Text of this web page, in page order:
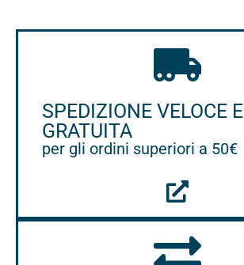
SPEDIZIONE VELOCE E
GRATUITA
per gli ordini superiori a 50€